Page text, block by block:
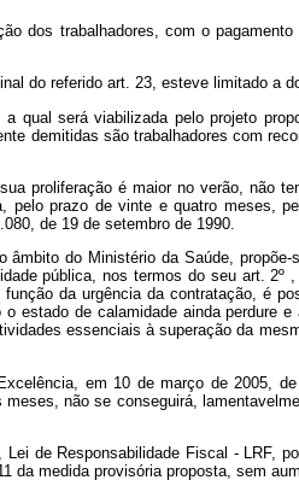
dos trabalhadores, com o
do referido art. 23, esteve limitado
qual será viabilizada pelo projeto
demitidas são trabalhadores com
proliferação é maior no verão, não
prazo de vinte e quatro meses,
de 19 de setembro de 1990.
do Ministério da Saúde,
pública, nos termos do seu art.
da urgência da contratação, é
de calamidade ainda perdure
essenciais à superação da
em 10 de março de 2005,
não se conseguirá,
de Responsabilidade Fiscal - LRF,
da medida provisória proposta, sem